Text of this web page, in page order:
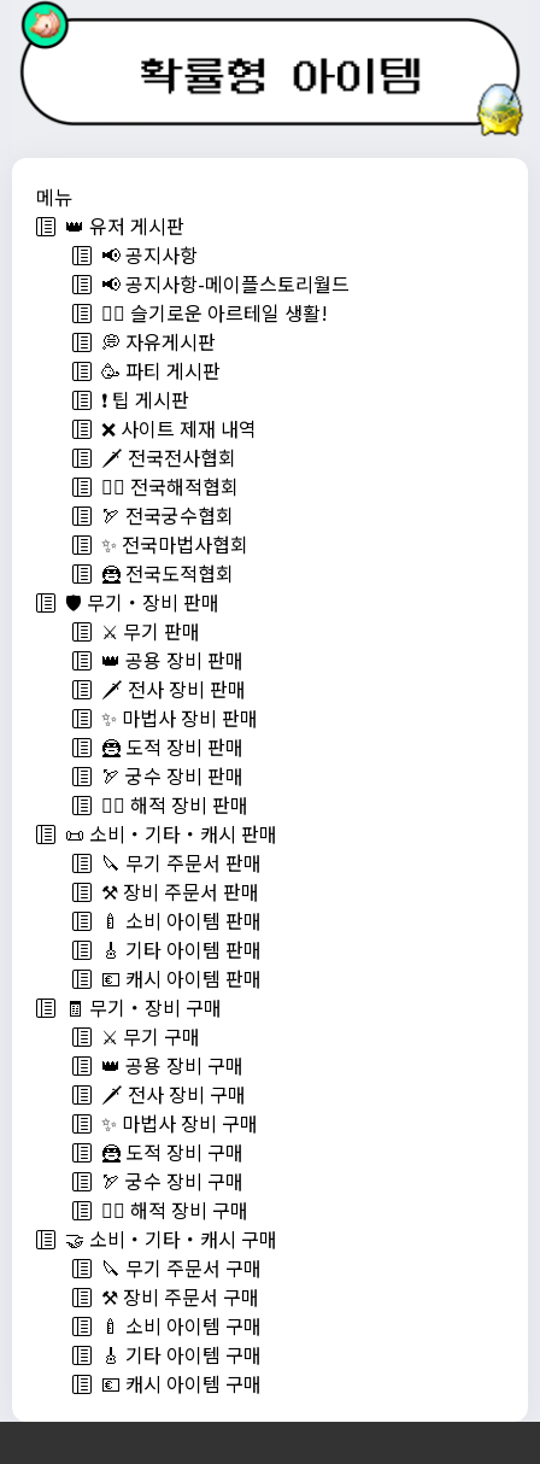
메뉴
👑 유저 게시판
📢 공지사항
📢 공지사항-메이플스토리월드
💁‍♂ 슬기로운 아르테일 생활!
💭 자유게시판
🥳 파티 게시판
❗️ 팁 게시판
❌ 사이트 제재 내역
🗡️ 전국전사협회
🏴‍☠️ 전국해적협회
🏹 전국궁수협회
✨ 전국마법사협회
🦹 전국도적협회
🛡️ 무기・장비 판매
⚔️ 무기 판매
👑 공용 장비 판매
🗡️ 전사 장비 판매
✨ 마법사 장비 판매
🦹 도적 장비 판매
🏹 궁수 장비 판매
🏴‍☠️ 해적 장비 판매
📜 소비・기타・캐시 판매
🔪 무기 주문서 판매
⚒️ 장비 주문서 판매
🍼 소비 아이템 판매
🎸 기타 아이템 판매
💶 캐시 아이템 판매
🧾 무기・장비 구매
⚔️ 무기 구매
👑 공용 장비 구매
🗡️ 전사 장비 구매
✨ 마법사 장비 구매
🦹 도적 장비 구매
🏹 궁수 장비 구매
🏴‍☠️ 해적 장비 구매
🤝 소비・기타・캐시 구매
🔪 무기 주문서 구매
⚒️ 장비 주문서 구매
🍼 소비 아이템 구매
🎸 기타 아이템 구매
💶 캐시 아이템 구매